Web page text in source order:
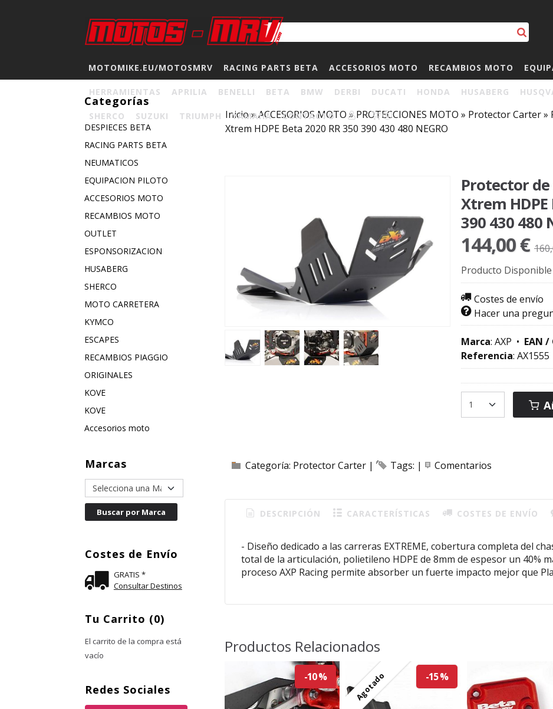
MOTOMIKE.EU/MOTOSMRV RACING PARTS BETA ACCESORIOS MOTO RECAMBIOS MOTO
HERRAMIENTAS APRILIA BENELLI BETA BMW DERBI DUCATI HONDA HUSABERG
SHERCO SUZUKI TRIUMPH YAMAHA CONTACTO 0
Categorías
DESPIECES BETA
RACING PARTS BETA
NEUMATICOS
EQUIPACION PILOTO
ACCESORIOS MOTO
RECAMBIOS MOTO
OUTLET
ESPONSORIZACION
HUSABERG
SHERCO
MOTO CARRETERA
KYMCO
ESCAPES
RECAMBIOS PIAGGIO
ORIGINALES
KOVE
KOVE
Accesorios moto
Marcas
Costes de Envío
GRATIS *
Consultar Destinos
Tu Carrito (0)
El carrito de la compra está
vacío
Redes Sociales
Inicio»ACCESORIOS MOTO»PROTECCIONES MOTO » Protector Carter»
Xtrem HDPE Beta 2020 RR 350 390 430 480 NEGRO
Protector
Xtrem HDPE
390 430 480
144,00 €
Producto Disponible
Costes de envío
Hacer una
Marca: AXP • EAN /
Referencia: AX1555
Categoría: Protector Carter| Tags: | Comentarios
DESCRIPCIÓN CARACTERÍSTICAS COSTES DE ENVÍO
- Diseño dedicado a las carreras EXTREME, cobertura completa del
total de la articulación, polietileno HDPE de 8mm de espesor un 40%
proceso AXP Racing permite absorber un fuerte impacto mejor que
Productos Relacionados
-10 % Agotado -15 %